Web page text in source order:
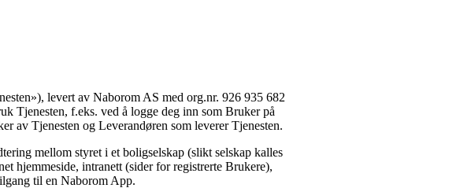
levert av Naborom AS med org.nr. 926 935 682
Tjenesten, f.eks. ved å logge deg inn som Bruker på
av Tjenesten og Leverandøren som leverer Tjenesten.
mellom styret i et boligselskap (slikt selskap kalles
hjemmeside, intranett (sider for registrerte Brukere),
til en Naborom App.